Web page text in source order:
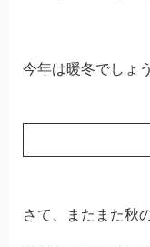
今年は暖冬でしょ
さて、またまた秋